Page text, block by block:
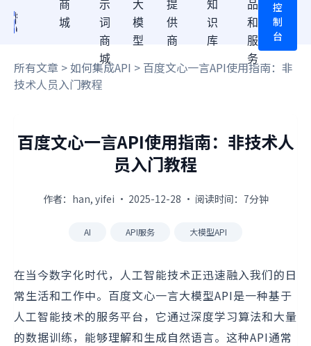
商
城
示
词
商
城
大
模
型
提
供
商
知
识
库
品
和
服
务
控
制
台
所有文章 >如何集成API > 百度文心一言API使用指南：非
技术人员入门教程
百度文心一言API使用指南：非技术人
员入门教程
作者：han, yifei · 2025-12-28 · 阅读时间：7分钟
AI API服务 大模型API
在当今数字化时代，人工智能技术正迅速融入我们的日
常生活和工作中。百度文心一言大模型API是一种基于
人工智能技术的服务平台，它通过深度学习算法和大量
的数据训练，能够理解和生成自然语言。这种API通常